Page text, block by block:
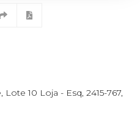
10 Loja - Esq, 2415-767,